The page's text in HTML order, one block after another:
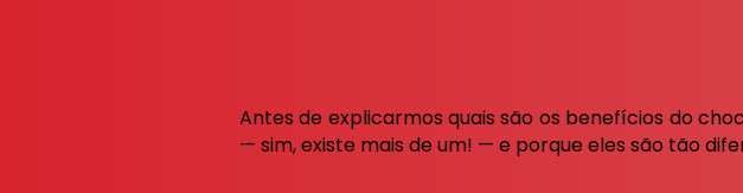
Antes de explicarmos quais são os benefícios do
— sim, existe mais de um! — e porque eles são tão